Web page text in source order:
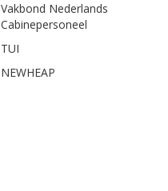
Vakbond Nederlands
Cabinepersoneel
TUI
NEWHEAP